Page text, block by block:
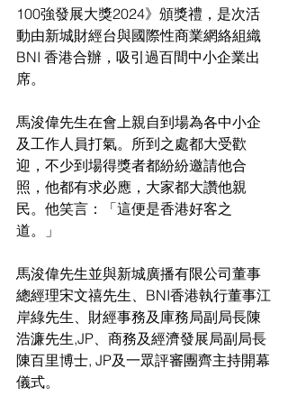
100強發展大獎2024》頒獎禮，是次活
動由新城財經台與國際性商業網絡組織
BNI 香港合辦，吸引過百間中小企業出
席。
馬浚偉先生在會上親自到場為各中小企
及工作人員打氣。所到之處都大受歡
迎，不少到場得獎者都紛紛邀請他合
照，他都有求必應，大家都大讚他親
民。他笑言：「這便是香港好客之
道。」
馬浚偉先生並與新城廣播有限公司董事
總經理宋文禧先生、BNI香港執行董事江
岸綠先生、財經事務及庫務局副局長陳
浩濂先生,JP、商務及經濟發展局副局長
陳百里博士, JP及一眾評審團齊主持開幕
儀式。